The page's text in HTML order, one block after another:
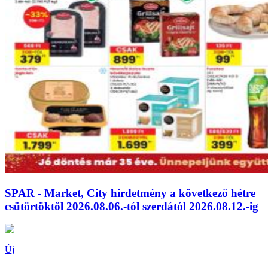
SPAR - Market, City hirdetmény a következő hétre
csütörtöktől 2026.08.06.-tól szerdától 2026.08.12.-ig
Új